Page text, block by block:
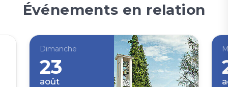
Événements en relation
Dimanche
23
août